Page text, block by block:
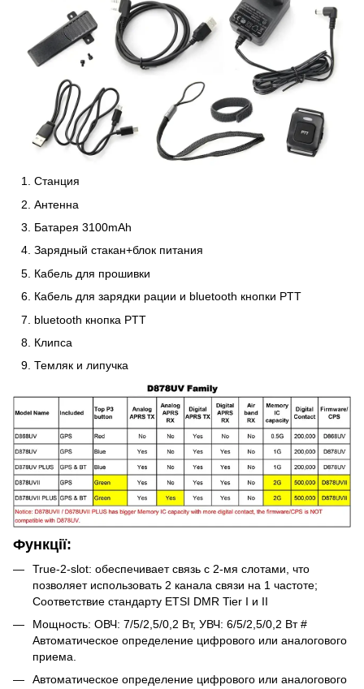
Станция
Антенна
Батарея 3100mAh
Зарядный стакан+блок питания
Кабель для прошивки
Кабель для зарядки рации и bluetooth кнопки PTT
bluetooth кнопка PTT
Клипса
Темляк и липучка
Функції:
True-2-slot: обеспечивает связь с 2-мя слотами, что
позволяет использовать 2 канала связи на 1 частоте;
Соответствие стандарту ETSI DMR Tier I и II
Мощность: ОВЧ: 7/5/2,5/0,2 Вт, УВЧ: 6/5/2,5/0,2 Вт #
Автоматическое определение цифрового или аналогового
приема.
Автоматическое определение цифрового или аналогового